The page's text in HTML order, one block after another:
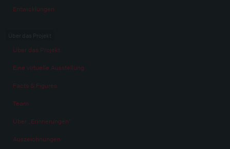
Entwicklungen
Über das Projekt
Eine virtuelle Ausstellung
Facts & Figures
Team
Über „Erinnerungen“
Auszeichnungen